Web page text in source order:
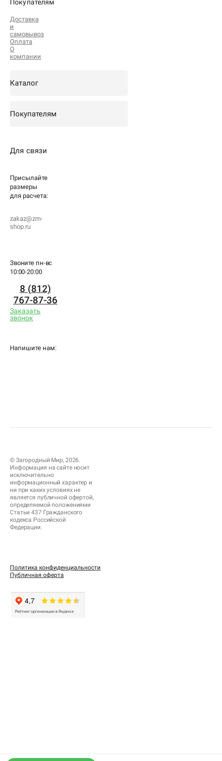
Покупателям
Доставка
и
самовывоз
Оплата
О
компании
Каталог
Покупателям
Для связи
Присылайте
размеры
для расчета:
zakaz@zm-
shop.ru
Звоните пн-вс
10:00-20:00
8 (812)
767-87-36
Заказать
звонок
Напишите нам:
© Загородный Мир, 2026.
Информация на сайте носит
исключительно
информационный характер и
ни при каких условиях не
является публичной офертой,
определяемой положениями
Статьи 437 Гражданского
кодекса Российской
Федерации.
Политика конфиденциальности
Публичная оферта